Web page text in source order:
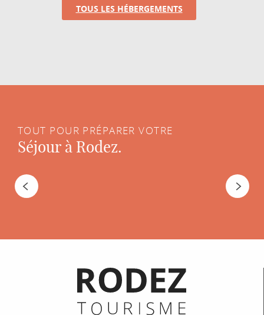
ACTIVITÉS
Rodez
TOUS LES HÉBERGEMENTS
TOUT POUR PRÉPARER VOTRE
Séjour à Rodez.
Informations pratiques